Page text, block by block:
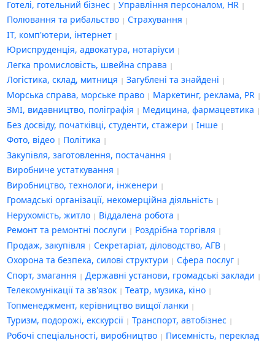
Готелі, готельний бізнес
Управління персоналом, HR
Полювання та рибальство
Страхування
IT, комп'ютери, інтернет
Юриспруденція, адвокатура, нотаріуси
Легка промисловість, швейна справа
Логістика, склад, митниця
Загублені та знайдені
Морська справа, морське право
Маркетинг, реклама, PR
ЗМІ, видавництво, поліграфія
Медицина, фармацевтика
Без досвіду, початківці, студенти, стажери
Інше
Фото, відео
Політика
Закупівля, заготовлення, постачання
Виробниче устаткування
Виробництво, технологи, інженери
Громадські організації, некомерційна діяльність
Нерухомість, житло
Віддалена робота
Ремонт та ремонтні послуги
Роздрібна торгівля
Продаж, закупівля
Секретаріат, діловодство, АГВ
Охорона та безпека, силові структури
Сфера послуг
Спорт, змагання
Державні установи, громадські заклади
Телекомунікації та зв'язок
Театр, музика, кіно
Топменеджмент, керівництво вищої ланки
Туризм, подорожі, екскурсії
Транспорт, автобізнес
Робочі спеціальності, виробництво
Писемність, переклад